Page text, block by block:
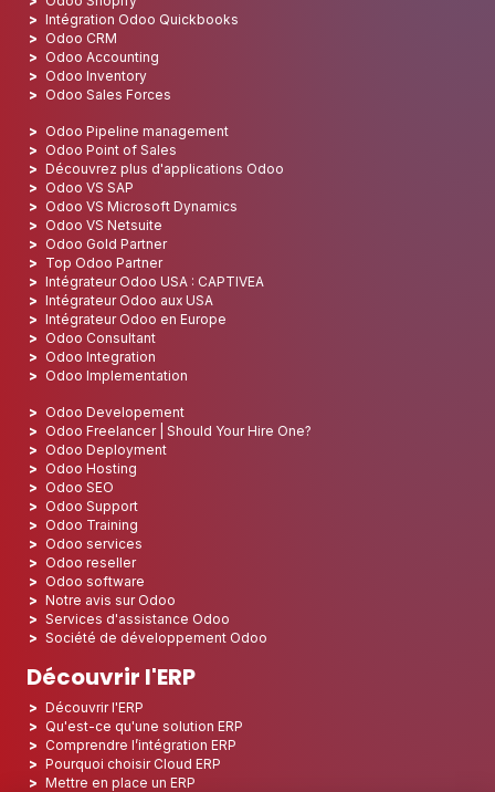
Intégration Odoo Quickbooks
Odoo CRM
Odoo Accounting
Odoo Inventory
Odoo Sales Forces
Odoo Pipeline management
Odoo Point of Sales
Découvrez plus d'applications Odoo
Odoo VS SAP
Odoo VS Microsoft Dynamics
Odoo VS Netsuite
Odoo Gold Partner
Top Odoo Partner
Intégrateur Odoo USA : CAPTIVEA
Intégrateur Odoo aux USA
Intégrateur Odoo en Europe
Odoo Consultant
Odoo Integration
Odoo Implementation
Odoo Developement
Odoo Freelancer | Should Your Hire One?
Odoo Deployment
Odoo Hosting
Odoo SEO
Odoo Support
Odoo Training
Odoo services
Odoo reseller
Odoo software
Notre avis sur Odoo
Services d'assistance Odoo
Société de développement Odoo
Découvrir l'ERP
Découvrir l'ERP
Qu'est-ce qu'une solution ERP
Comprendre l’intégration ERP
Pourquoi choisir Cloud ERP
Mettre en place un ERP